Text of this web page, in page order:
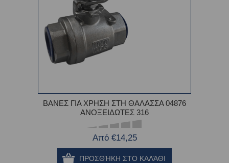
ΒΑΝΕΣ ΓΙΑ ΧΡΗΣΗ ΣΤΗ ΘΑΛΑΣΣΑ 04876
ΑΝΟΞΕΙΔΩΤΕΣ 316
Από €14,25